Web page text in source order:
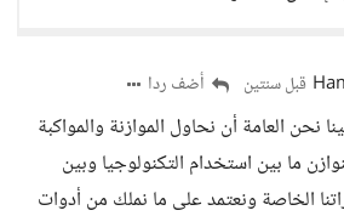
قبل سنتين أضف ردا
نحن العامة أن نحاول الموازنة والمواكبة
ما بين استخدام التكنولوجيا وبين
الخاصة ونعتمد على ما نملك من أدوات